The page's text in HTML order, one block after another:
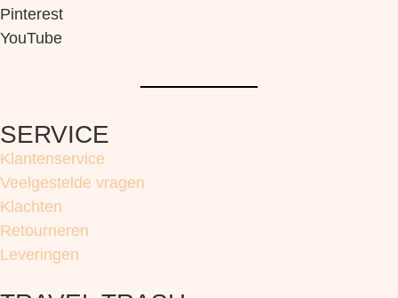
Pinterest
YouTube
SERVICE
Klantenservice
Veelgestelde vragen
Klachten
Retourneren
Leveringen